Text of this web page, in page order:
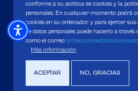
Política de Protección de datos
Derechos Pecuniarios
conforme a su política de cookies y la
personales. En cualquier momento podrá
cookies en su ordenador, y para ejercer
de datos personales puede hacerlo a
como el correo
Más información
ACEPTAR NO, GRACIAS